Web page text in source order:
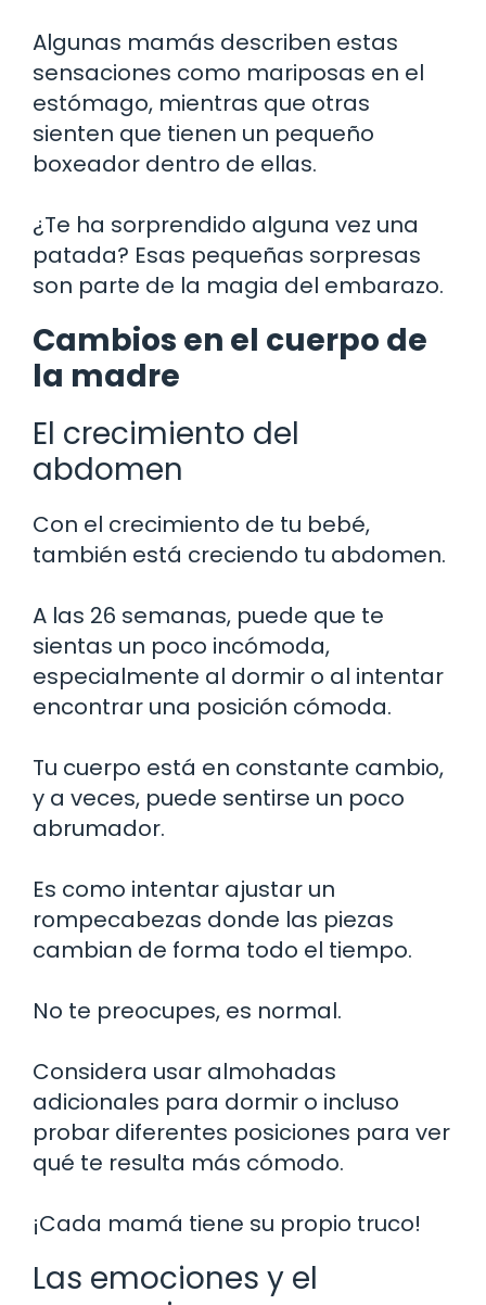
Algunas mamás describen estas
sensaciones como mariposas en el
estómago, mientras que otras
sienten que tienen un pequeño
boxeador dentro de ellas.
¿Te ha sorprendido alguna vez una
patada? Esas pequeñas sorpresas
son parte de la magia del embarazo.
Cambios en el cuerpo de
la madre
El crecimiento del
abdomen
Con el crecimiento de tu bebé,
también está creciendo tu abdomen.
A las 26 semanas, puede que te
sientas un poco incómoda,
especialmente al dormir o al intentar
encontrar una posición cómoda.
Tu cuerpo está en constante cambio,
y a veces, puede sentirse un poco
abrumador.
Es como intentar ajustar un
rompecabezas donde las piezas
cambian de forma todo el tiempo.
No te preocupes, es normal.
Considera usar almohadas
adicionales para dormir o incluso
probar diferentes posiciones para ver
qué te resulta más cómodo.
¡Cada mamá tiene su propio truco!
Las emociones y el